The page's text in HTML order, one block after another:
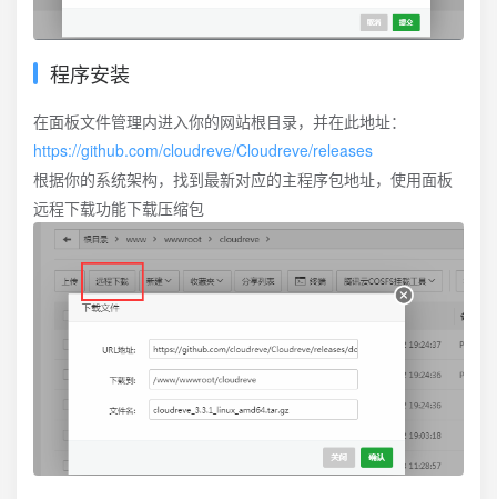
程序安装
在面板文件管理内进入你的网站根目录，并在此地址：
https://github.com/cloudreve/Cloudreve/releases
根据你的系统架构，找到最新对应的主程序包地址，使用面板
远程下载功能下载压缩包